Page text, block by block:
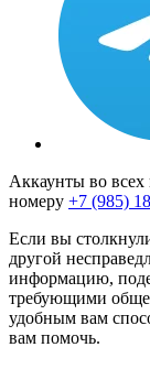
Аккаунты во
номеру +7 (985)
Если вы
другой
информацию,
требующими
удобным вам
вам помочь.